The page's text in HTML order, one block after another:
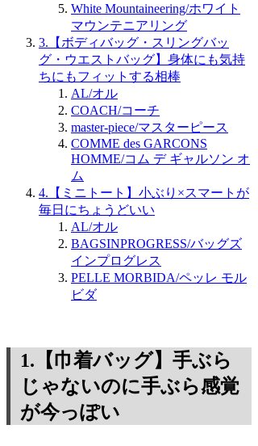
White Mountaineering/ホワイト
マウンテニアリング
3.【ボディバッグ・スリングバッ
グ・ウエストバッグ】身体にも気持
ちにもフィットする相棒
AL/オル
COACH/コーチ
master-piece/マスターピース
COMME des GARCONS
HOMME/コム デ ギャルソン オ
ム
4.【ミニトート】小ぶり×スマートが
毎日にちょうどいい
AL/オル
BAGSINPROGRESS/バッグズ
インプログレス
PELLE MORBIDA/ペッレ モル
ビダ
1.【巾着バッグ】手ぶら
じゃないのに手ぶら感覚
が今っぽい